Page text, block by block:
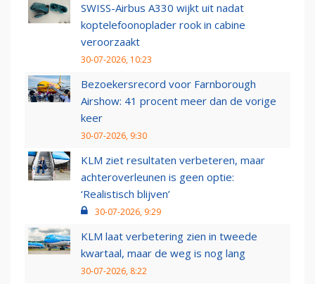
SWISS-Airbus A330 wijkt uit nadat
koptelefoonoplader rook in cabine
veroorzaakt
30-07-2026, 10:23
Bezoekersrecord voor Farnborough
Airshow: 41 procent meer dan de vorige
keer
30-07-2026, 9:30
KLM ziet resultaten verbeteren, maar
achteroverleunen is geen optie:
‘Realistisch blijven’
30-07-2026, 9:29
KLM laat verbetering zien in tweede
kwartaal, maar de weg is nog lang
30-07-2026, 8:22